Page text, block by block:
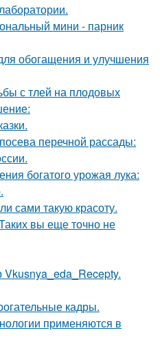
мини - парник
обогащения и улучшения
с тлей на плодовых
перечной рассады:
богатого урожая лука:
сами такую красоту.
вы еще точно не
кадры.
применяются в